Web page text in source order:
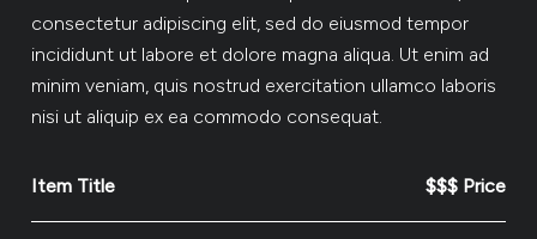
consectetur adipiscing elit, sed do eiusmod tempor
incididunt ut labore et dolore magna aliqua. Ut enim ad
minim veniam, quis nostrud exercitation ullamco laboris
nisi ut aliquip ex ea commodo consequat.
Item Title $$$ Price